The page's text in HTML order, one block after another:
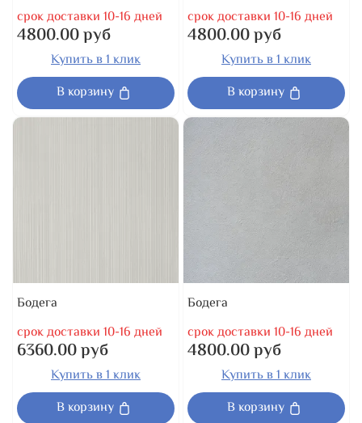
срок доставки 10-16 дней
4800.00 руб
Купить в 1 клик
В корзину
срок доставки 10-16 дней
4800.00 руб
Купить в 1 клик
В корзину
Бодега
срок доставки 10-16 дней
6360.00 руб
Купить в 1 клик
В корзину
Бодега
срок доставки 10-16 дней
4800.00 руб
Купить в 1 клик
В корзину